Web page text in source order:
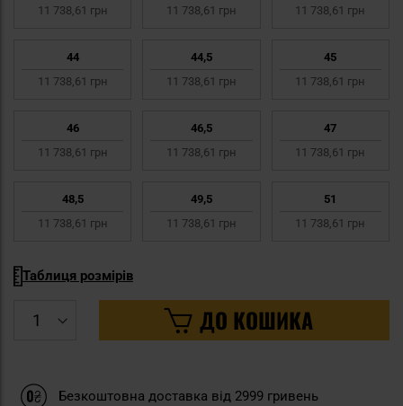
11 738,61 грн
11 738,61 грн
11 738,61 грн
44
11 738,61 грн
44,5
11 738,61 грн
45
11 738,61 грн
46
11 738,61 грн
46,5
11 738,61 грн
47
11 738,61 грн
48,5
11 738,61 грн
49,5
11 738,61 грн
51
11 738,61 грн
Таблиця розмірів
ДО КОШИКА
Безкоштовна доставка від 2999 гривень